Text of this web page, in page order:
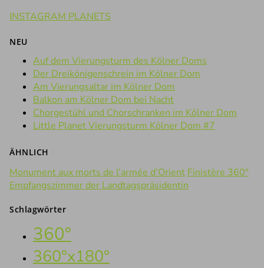
INSTAGRAM PLANETS
NEU
Auf dem Vierungsturm des Kölner Doms
Der Dreikönigenschrein im Kölner Dom
Am Vierungsaltar im Kölner Dom
Balkon am Kölner Dom bei Nacht
Chorgestühl und Chorschranken im Kölner Dom
Little Planet Vierungsturm Kölner Dom #7
ÄHNLICH
Monument aux morts de l’armée d’Orient Finistère 360°
Empfangszimmer der Landtagspräsidentin
Schlagwörter
360°
360°x180°